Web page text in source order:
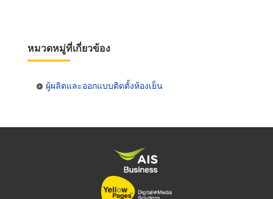
หมวดหมู่ที่เกี่ยวข้อง
ผู้ผลิตและออกแบบติดตั้งห้องเย็น